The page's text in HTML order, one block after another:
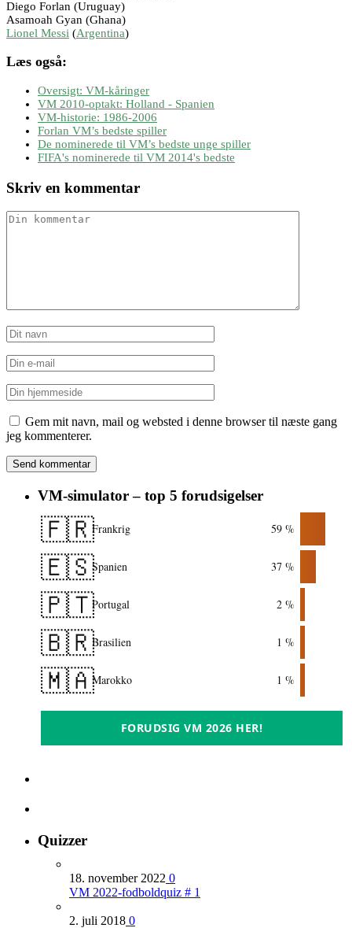
Diego Forlan (Uruguay)
Asamoah Gyan (Ghana)
Lionel Messi (Argentina)
Læs også:
Oversigt: VM-kåringer
VM 2010-optakt: Holland - Spanien
VM-historie: 1986-2006
Forlan VM’s bedste spiller
De nominerede til VM’s bedste unge spiller
FIFA's nominerede til VM 2014's bedste
Skriv en kommentar
Gem mit navn, mail og websted i denne browser til næste gang
jeg kommenterer.
VM-simulator – top 5 forudsigelser
🇫🇷Frankrig 59 %
🇪🇸Spanien 37 %
🇵🇹Portugal 2 %
🇧🇷Brasilien 1 %
🇲🇦Marokko 1 %
FORUDSIG VM 2026 HER!
Quizzer
18. november 2022 0
VM 2022-fodboldquiz # 1
2. juli 2018 0